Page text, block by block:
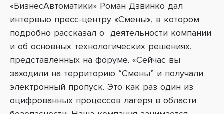
«БизнесАвтоматики» Роман Дзвинко дал
интервью пресс-центру «Смены», в котором
подробно рассказал о деятельности компании
и об основных технологических решениях,
представленных на форуме. «Сейчас вы
заходили на территорию “Смены” и получали
электронный пропуск. Это как раз один из
оцифрованных процессов лагеря в области